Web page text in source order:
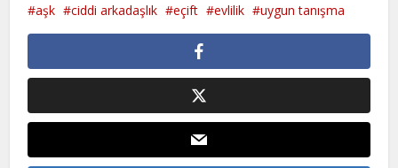
aşk ciddi arkadaşlık eçift evlilik uygun tanışma